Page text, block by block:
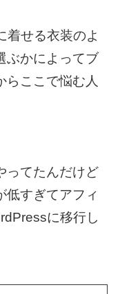
着せる衣装のよ
ぶかによってブ
らここで悩む人
ってたんだけど
低すぎてアフィ
に移行し